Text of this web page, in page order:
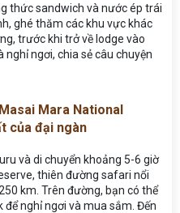
thức sandwich và nước ép trái
ghé thăm các khu vực khác
trước khi trở về lodge vào
nghỉ ngơi, chia sẻ câu chuyện
Mara National
của đại ngàn
và di chuyển khoảng 5-6 giờ
thiên đường safari nổi
km. Trên đường, bạn có thể
nghỉ ngơi và mua sắm. Đến